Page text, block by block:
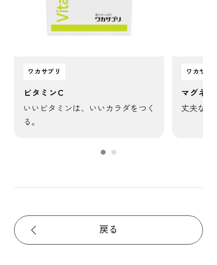
ワカサプリ
ビタミンC
いいビタミンは、いいカラダをつく
る。
ワカサプ
マグネ
丈夫な
戻る